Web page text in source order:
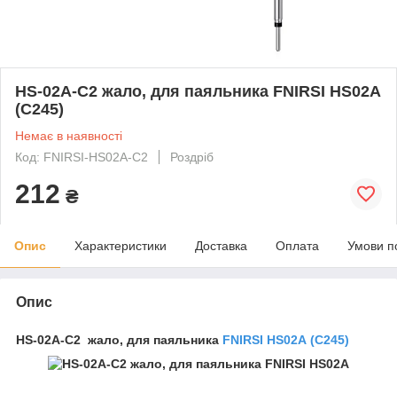
HS-02A-C2 жало, для паяльника FNIRSI HS02A
(С245)
Немає в наявності
Код: FNIRSI-HS02A-C2
Роздріб
212 ₴
Опис Характеристики Доставка Оплата Умови
Опис
HS-02A-C2 жало, для паяльника FNIRSI HS02A (С245)